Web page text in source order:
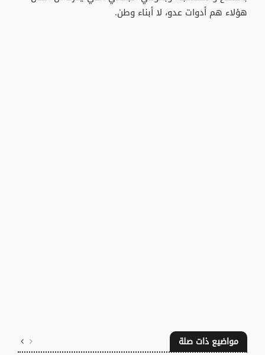
هؤلاء هم أدوات عدو، لا أبناء وطن.
مواضيع ذات صلة